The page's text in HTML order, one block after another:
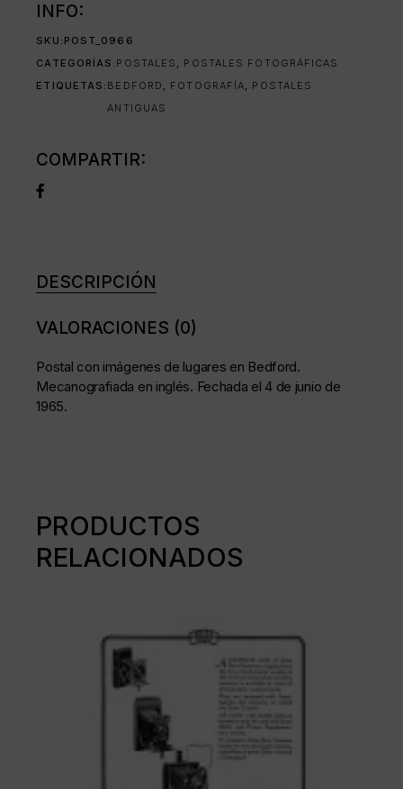
INFO:
SKU: POST_0966
CATEGORÍAS: POSTALES , POSTALES FOTOGRÁFICAS
ETIQUETAS: BEDFORD , FOTOGRAFÍA, POSTALES
ANTIGUAS
COMPARTIR:
DESCRIPCIÓN
VALORACIONES (0)
Postal con imágenes de lugares en Bedford.
Mecanografiada en inglés. Fechada el 4 de junio de
1965.
PRODUCTOS
RELACIONADOS